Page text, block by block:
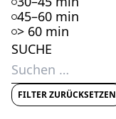
2016
2015
2014
2013
2012
2011
2010
2009
45–60 min
> 60 min
SUCHE
Suchen
nach:
FILTER ZURÜCKSETZEN